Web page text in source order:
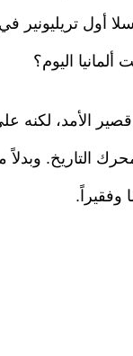
تريليونير في
ألمانيا اليوم؟
قصير الأمد، لكنه
التاريخ.
وفقيراً.